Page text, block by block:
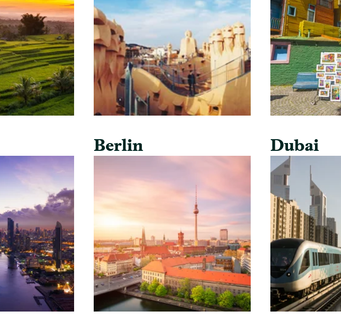
Berlin Dubai